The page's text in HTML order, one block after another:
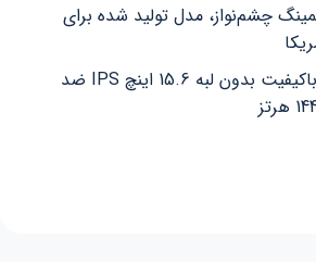
چشم‌نواز، مدل تولید شده برای
صفحه نمایش باکیفیت بدون لبه 15.6 اینچ IPS ضد